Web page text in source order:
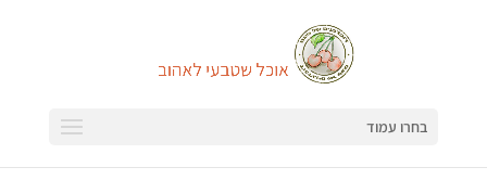
בחרו עמוד